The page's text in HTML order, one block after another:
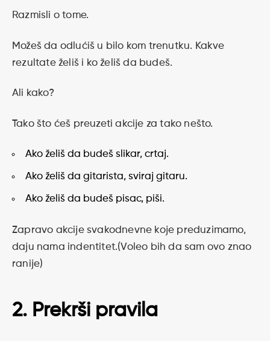
Razmisli o tome.
Možeš da odlućiš u bilo kom trenutku. Kakve
rezultate želiš i ko želiš da budeš.
Ali kako?
Tako što ćeš preuzeti akcije za tako nešto.
Ako želiš da budeš slikar, crtaj.
Ako želiš da gitarista, sviraj gitaru.
Ako želiš da budeš pisac, piši.
Zapravo akcije svakodnevne koje preduzimamo,
daju nama indentitet.(Voleo bih da sam ovo znao
ranije)
2. Prekrši pravila